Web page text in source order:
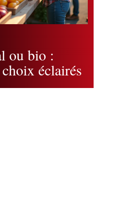
ou bio :
éclairés